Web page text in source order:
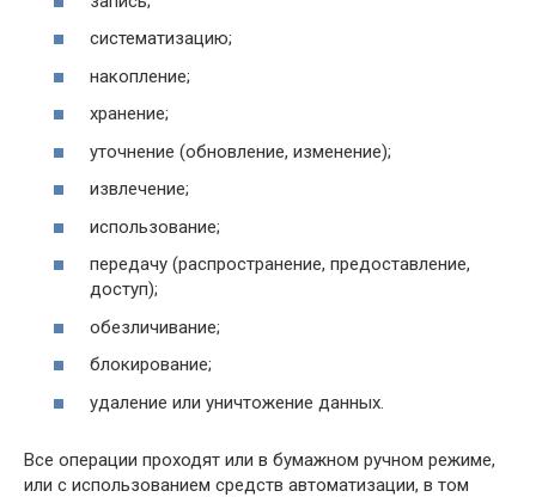
систематизацию;
накопление;
хранение;
уточнение (обновление, изменение);
извлечение;
использование;
передачу (распространение, предоставление,
доступ);
обезличивание;
блокирование;
удаление или уничтожение данных.
Все операции проходят или в бумажном ручном режиме,
или с использованием средств автоматизации, в том